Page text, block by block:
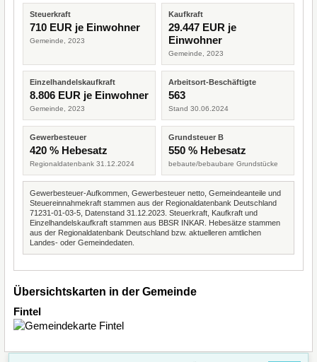
Steuerkraft
710 EUR je Einwohner
Gemeinde, 2023
Kaufkraft
29.447 EUR je
Einwohner
Gemeinde, 2023
Einzelhandelskaufkraft
8.806 EUR je Einwohner
Gemeinde, 2023
Arbeitsort-Beschäftigte
563
Stand 30.06.2024
Gewerbesteuer
420 % Hebesatz
Regionaldatenbank 31.12.2024
Grundsteuer B
550 % Hebesatz
bebaute/bebaubare Grundstücke
Gewerbesteuer-Aufkommen, Gewerbesteuer netto, Gemeindeanteile und
Steuereinnahmekraft stammen aus der Regionaldatenbank Deutschland
71231-01-03-5, Datenstand 31.12.2023. Steuerkraft, Kaufkraft und
Einzelhandelskaufkraft stammen aus BBSR INKAR. Hebesätze stammen
aus der Regionaldatenbank Deutschland bzw. aktuelleren amtlichen
Landes- oder Gemeindedaten.
Übersichtskarten in der Gemeinde
Fintel